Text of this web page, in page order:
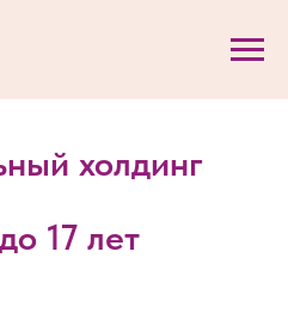
холдинг
17 лет